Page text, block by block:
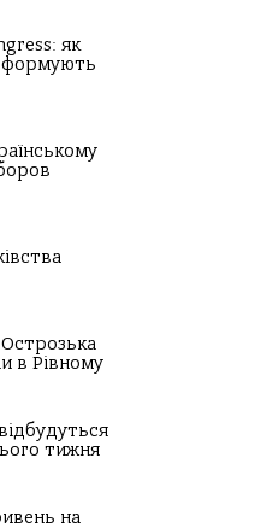
як
формують
в Рівному
тижня
на